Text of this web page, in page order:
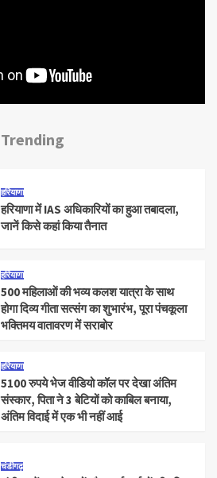
Trending
हरियाणा
हरियाणा में IAS अधिकारियों का हुआ तबादला,
जानें किसे कहां किया तैनात
हरियाणा
500 महिलाओं की भव्य कलश यात्रा के साथ
होगा दिव्य गीता सत्संग का शुभारंभ, पूरा पंचकूला
भक्तिमय वातावरण में सराबोर
हरियाणा
5100 रुपये भेज वीडियो कॉल पर देखा अंतिम
संस्कार, पिता ने 3 बेटियों को काबिल बनाया,
अंतिम विदाई में एक भी नहीं आई
चंडीगढ़